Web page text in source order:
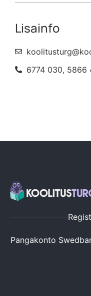
Lisainfo
6774 030, 5866
Pangakonto